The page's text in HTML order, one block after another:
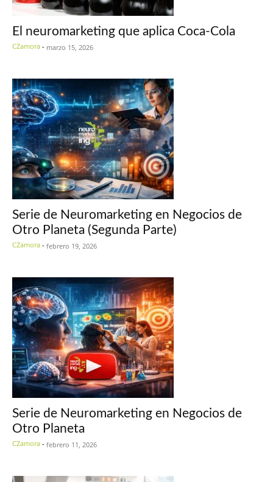
El neuromarketing que aplica Coca-Cola
CZamora - marzo 15, 2026
Serie de Neuromarketing en Negocios de
Otro Planeta (Segunda Parte)
CZamora - febrero 19, 2026
Serie de Neuromarketing en Negocios de
Otro Planeta
CZamora - febrero 11, 2026